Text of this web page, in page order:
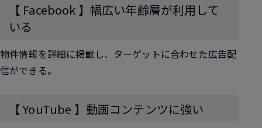
【 Facebook 】幅広い年齢層が利用して
いる
物件情報を詳細に掲載し、ターゲットに合わせた広告配
信ができる。
【 YouTube 】動画コンテンツに強い